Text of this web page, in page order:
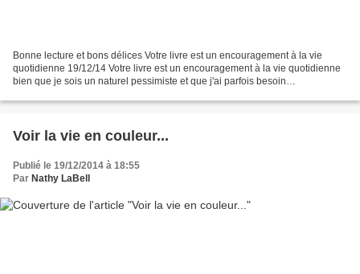
Bonne lecture et bons délices Votre livre est un encouragement à la vie
quotidienne 19/12/14 Votre livre est un encouragement à la vie quotidienne
bien que je sois un naturel pessimiste et que j'ai parfois besoin
Voir la vie en couleur...
Publié le 19/12/2014 à 18:55
Par Nathy LaBell